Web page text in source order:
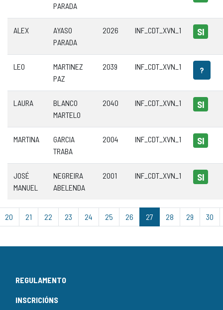
PARADA
ALEX
AYASO
PARADA
2026 INF_CDT_XVN_1 SI
LEO
MARTINEZ
PAZ
2039 INF_CDT_XVN_1 ?
LAURA
BLANCO
MARTELO
2040 INF_CDT_XVN_1 SI
MARTINA
GARCIA
TRABA
2004 INF_CDT_XVN_1 SI
JOSÉ
MANUEL
NEGREIRA
ABELENDA
2001 INF_CDT_XVN_1 SI
20 21 22 23 24 25 26 27 28 29 30
REGULAMENTO
INSCRICIÓNS